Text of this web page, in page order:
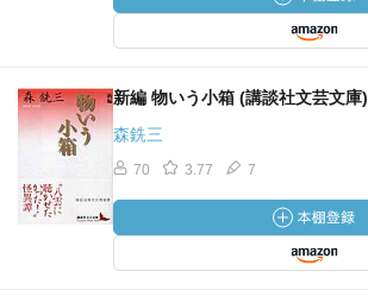
新編 物いう小箱 (講談社文芸文庫)
森銑三
70 3.77 7